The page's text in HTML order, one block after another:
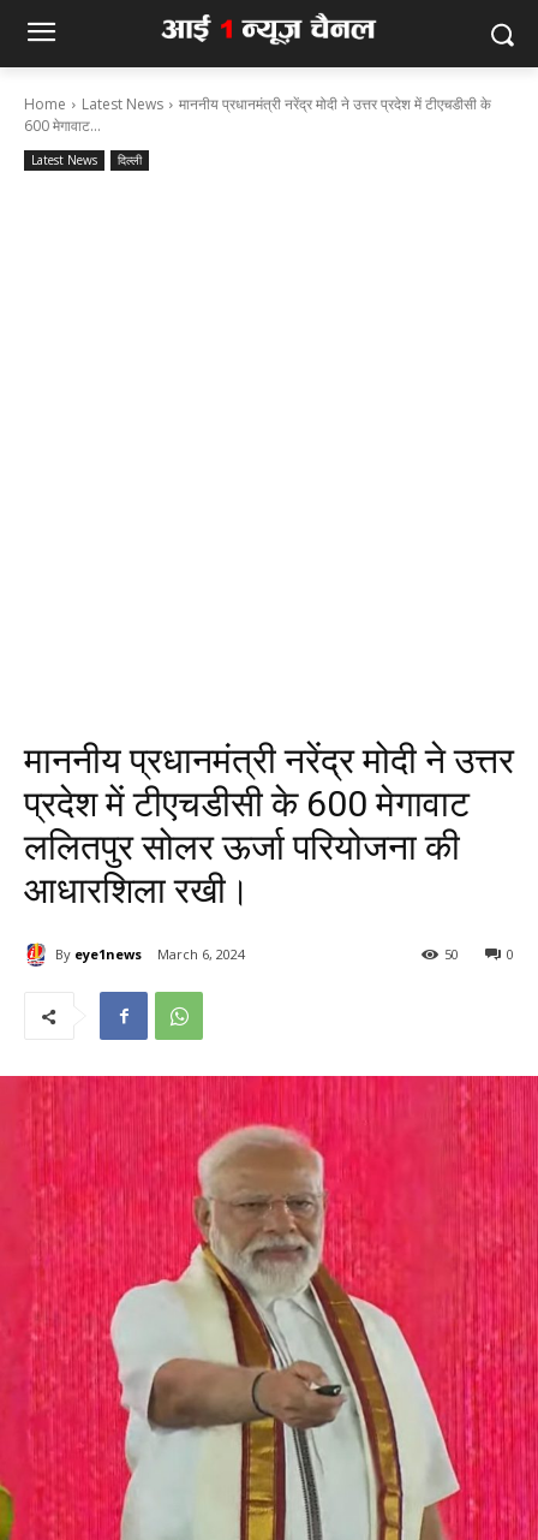
Home Latest News
माननीय प्रधानमंत्री नरेंद्र मोदी ने उत्तर प्रदेश में टीएचडीसी के
600 मेगावाट...
Latest News दिल्ली
माननीय प्रधानमंत्री नरेंद्र मोदी ने उत्तर
प्रदेश में टीएचडीसी के 600 मेगावाट
ललितपुर सोलर ऊर्जा परियोजना की
आधारशिला रखी।
By eye1news March 6, 2024 0
50